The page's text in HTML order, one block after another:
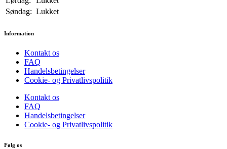
Søndag: Lukket
Information
Kontakt os
FAQ
Handelsbetingelser
Cookie- og Privatlivspolitik
Kontakt os
FAQ
Handelsbetingelser
Cookie- og Privatlivspolitik
Følg os